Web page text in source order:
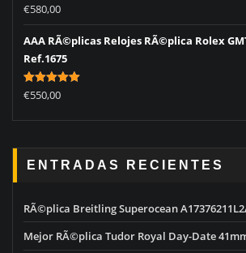
Rated5.00
out of 5
€580,00
AAA RÃ©plicas Relojes RÃ©plica Rolex
Ref.1675
Rated5.00
out of 5
€550,00
ENTRADAS RECIENTES
RÃ©plica Breitling Superocean
Mejor RÃ©plica Tudor Royal Day-Date